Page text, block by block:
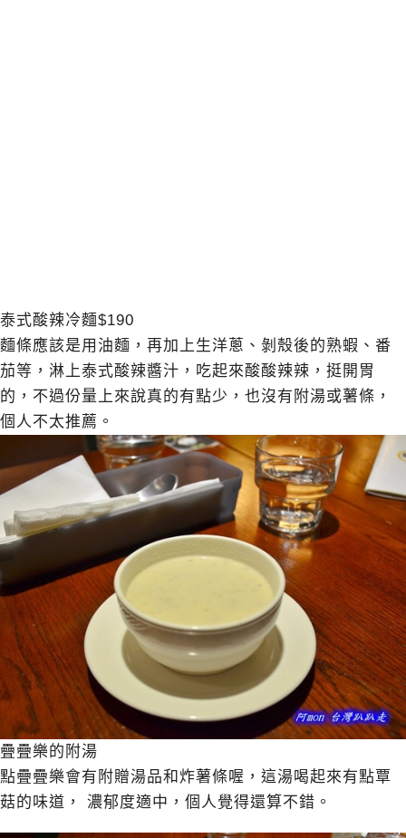
泰式酸辣冷麵$190
麵條應該是用油麵，再加上生洋蔥、剝殼後的熟蝦、番
茄等，淋上泰式酸辣醬汁，吃起來酸酸辣辣，挺開胃
的，不過份量上來說真的有點少，也沒有附湯或薯條，
個人不太推薦。
疊疊樂的附湯
點疊疊樂會有附贈湯品和炸薯條喔，這湯喝起來有點覃
菇的味道， 濃郁度適中，個人覺得還算不錯。